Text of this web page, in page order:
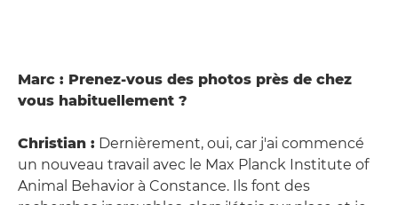
Marc : Prenez-vous des photos près de chez
vous habituellement ?
Christian : Dernièrement, oui, car j'ai commencé
un nouveau travail avec le Max Planck Institute of
Animal Behavior à Constance. Ils font des